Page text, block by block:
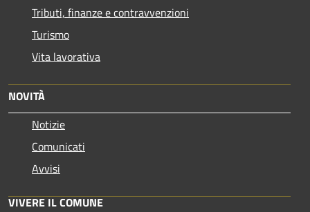
Tributi, finanze e contravvenzioni
Turismo
Vita lavorativa
NOVITÀ
Notizie
Comunicati
Avvisi
VIVERE IL COMUNE